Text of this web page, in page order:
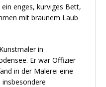
enges, kurviges Bett,
mit braunem Laub
in
Er war Offizier
in der Malerei eine